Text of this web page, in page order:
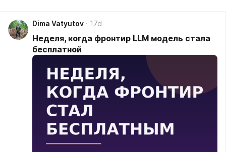
Dima Vatyutov 17d
Неделя, когда фронтир LLM модель стала
бесплатной